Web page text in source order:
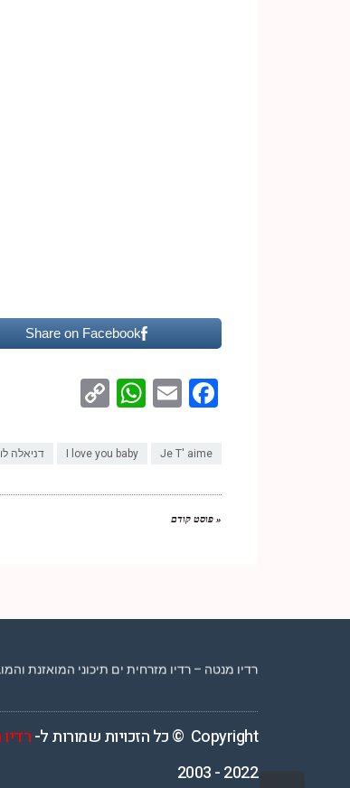
Share on Facebook
Facebook
Email
WhatsApp
I love you baby Je T' aime דניאלה
« פוסט קודם
רדיו מנטה – רדיו מזרחית ים תיכוני המואזנת והמובילה
Copyright © כל הזכויות שמורות ל-
2022 - 2003